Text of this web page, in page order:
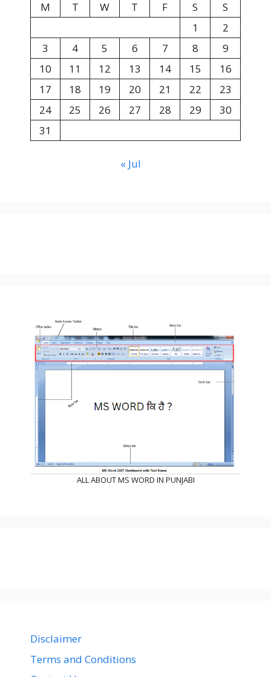
M
T W T F S
S
1
2
3
4 5 6 7 8
9
10
11 12 13 14 15
16
17
18 19 20 21 22
23
24
25 26 27 28 29
30
31
« Jul
ALL ABOUT MS WORD IN PUNJABI
Disclaimer
Terms and Conditions